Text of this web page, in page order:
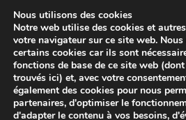
Enregistrer mon nom, mon
dans le navigateur pour
commentaire.
Nous utilisons des cookies
Notre web utilise des cookies et
votre navigateur sur ce site web.
certains cookies car ils sont
fonctions de base de ce site web
trouvés ici) et, avec votre
également des cookies pour nous
partenaires, d'optimiser le
d'adapter le contenu à vos besoins,